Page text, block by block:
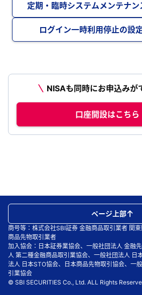
定期・臨時システムメンテナン
ログイン一時利用停止の設
NISAも同時にお申込みが
口座開設はこちら
商号等：株式会社SBI証券 金融商品取引業者 関
商品先物取引業者
加入協会：日本証券業協会、一般社団法人 金融
人 第二種金融商品取引業協会、一般社団法人 日
法人 日本STO協会、日本商品先物取引協会、一
引業協会
© SBI SECURITIES Co., Ltd. ALL Rights
ページ上部